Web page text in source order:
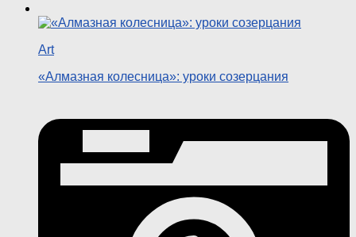
Art
«Алмазная колесница»: уроки созерцания